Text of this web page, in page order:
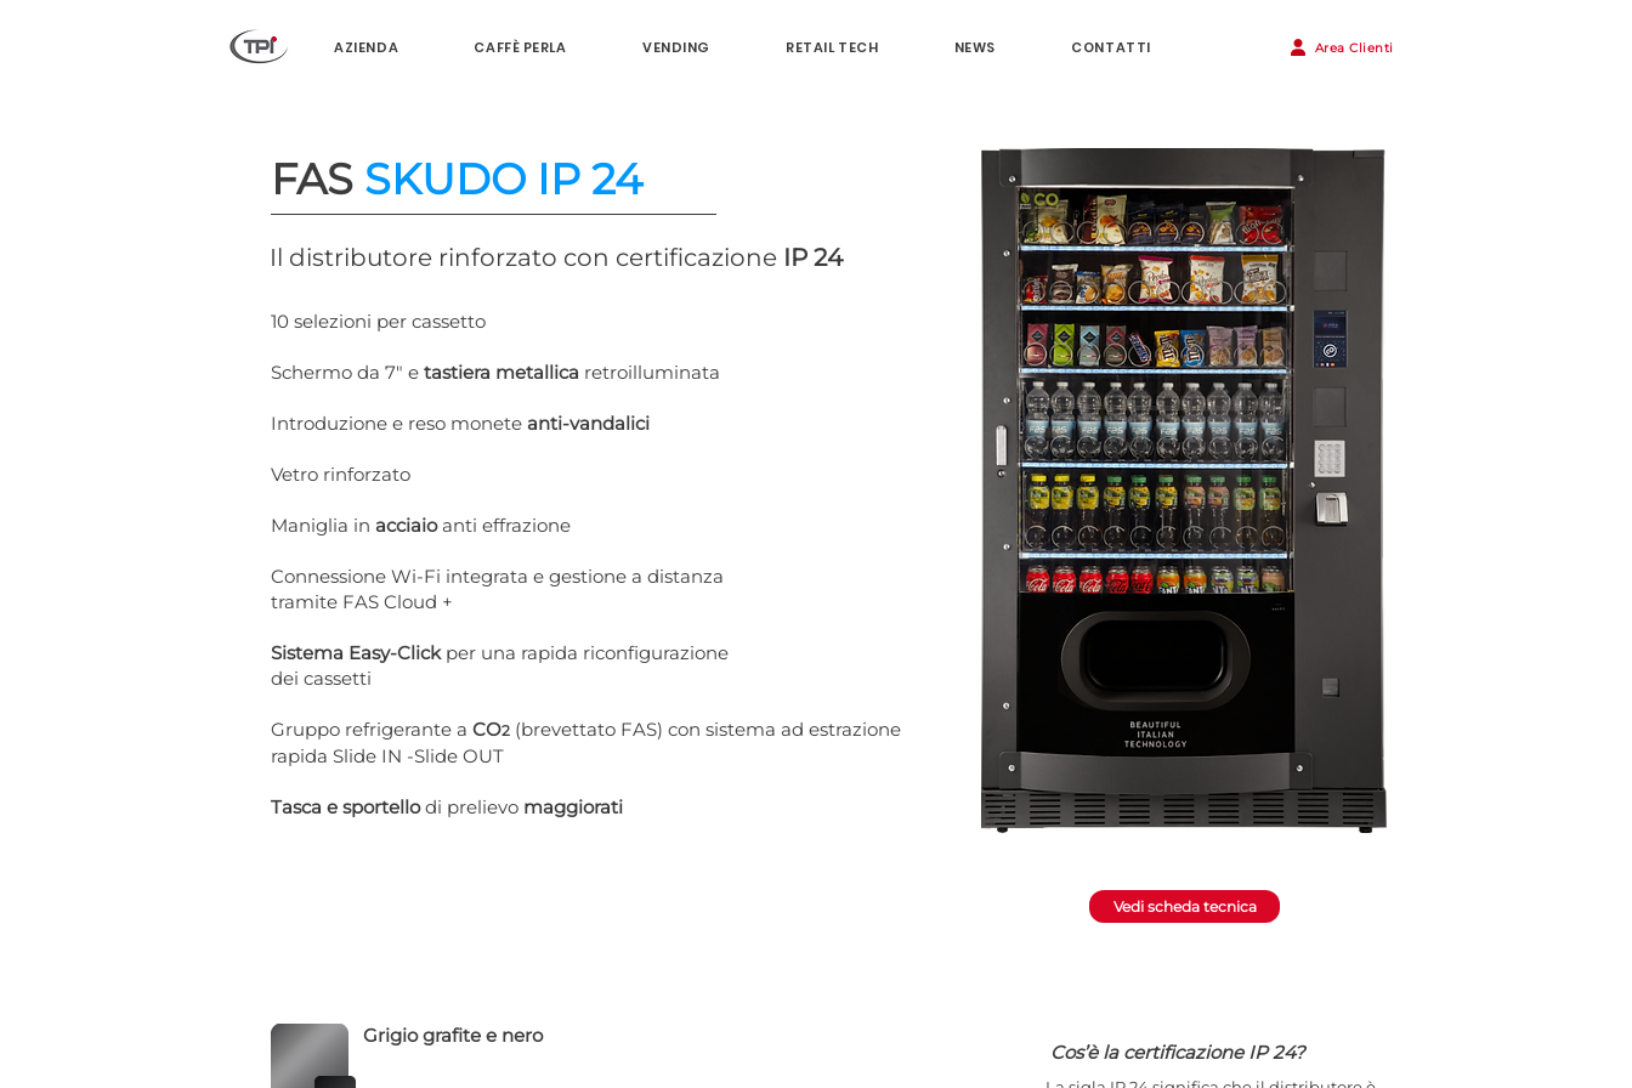
AZIENDA CAFFÈ PERLA VENDING RETAIL TECH NEWS CONTATTI Area Clienti
FAS SKUDO IP 24
Il distributore rinforzato con certificazione IP 24
10 selezioni per cassetto
​Schermo da 7" e tastiera metallica retroilluminata
Introduzione e reso monete anti-vandalici
Vetro rinforzato
Maniglia in acciaioanti effrazione
Connessione Wi-Fi integrata e gestione a distanza
tramite FAS Cloud +
Sistema Easy-Clickper una rapida riconfigurazione
dei cassetti
Gruppo refrigerante a CO2 (brevettato FAS) con sistema ad estrazione
rapida Slide IN -Slide OUT
Tasca e sportellodi prelievo maggiorati
Vedi scheda tecnica
Grigio grafite e nero
Cos’è la certificazione IP 24?